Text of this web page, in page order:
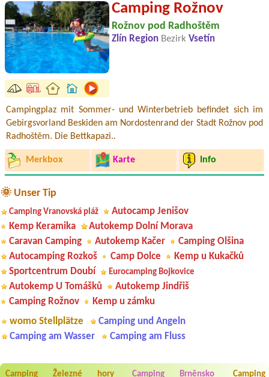
Camping Rožnov
Rožnov pod Radhoštěm
Zlín Region Bezirk Vsetín
Campingplaz mit Sommer- und Winterbetrieb befindet sich im
Gebirgsvorland Beskiden am Nordostenrand der Stadt Rožnov pod
Radhoštěm. Die Bettkapazi..
Merkbox Karte Info
🌞 Unser Tip
Camping Vranovská pláž
Autocamp Jenišov
Kemp Keramika
Autokemp Dolní Morava
Caravan Camping
Autokemp Kačer
Camping Olšina
Autocamping Rozkoš
Camp Dolce
Kemp u Kukačků
Sportcentrum Doubí
Eurocamping Bojkovice
Autokemp U Tomášků
Autokemp Jindřiš
Camping Rožnov
Kemp u zámku
womo Stellplätze
Camping und Angeln
Camping am Wasser
Camping am Fluss
Camping Železné hory Camping Brněnsko Camping